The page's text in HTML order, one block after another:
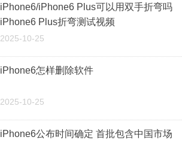
iPhone6/iPhone6 Plus可以用双手折弯吗
iPhone6 Plus折弯测试视频
2025-10-25
iPhone6怎样删除软件
2025-10-25
iPhone6公布时间确定 首批包含中国市场